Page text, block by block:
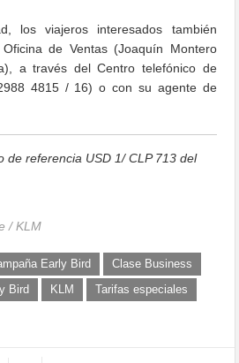
los viajeros interesados también
de Ventas (Joaquín Montero
a través del Centro telefónico de
4815 / 16) o con su agente de
de referencia USD 1/ CLP 713 del
/ KLM
Early Bird
Clase Business
Bird KLM
Tarifas especiales